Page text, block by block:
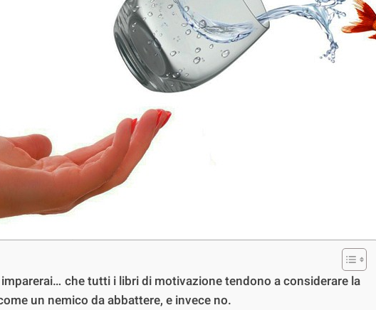
che tutti i libri di motivazione tendono a considerare la
come un nemico da abbattere, e invece no.